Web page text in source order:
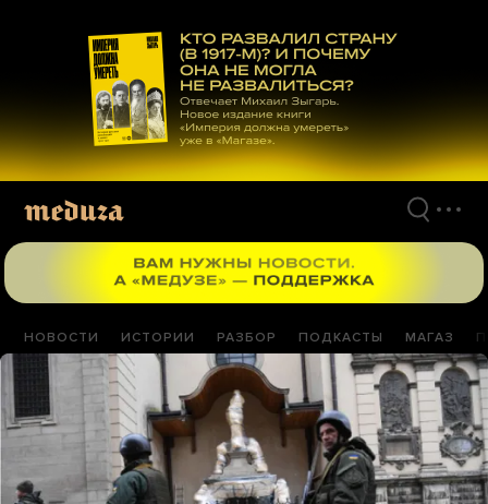
материалам
НОВОСТИ ИСТОРИИ РАЗБОР ПОДКАСТЫ МАГАЗ